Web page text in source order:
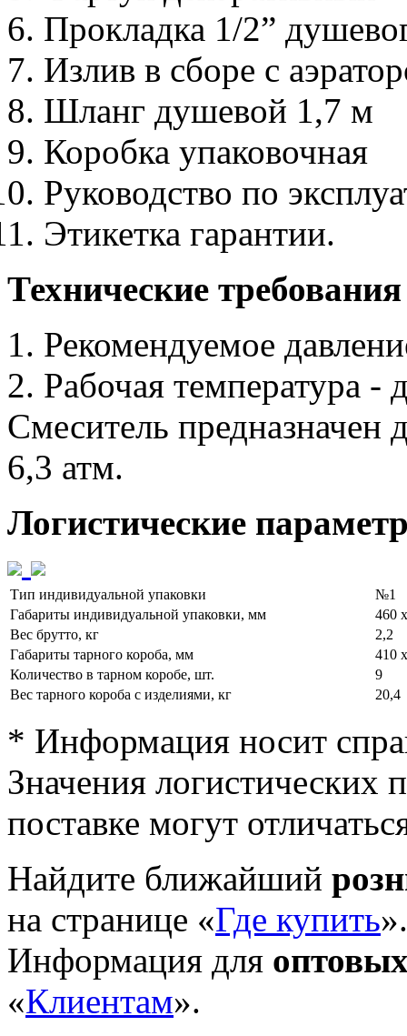
Прокладка 1/2”
Излив в сборе с
Шланг душевой 1,7 м
Коробка упаковочная
Руководство по
Этикетка гарантии.
Технические требования
1. Рекомендуемое
2. Рабочая температура -
Смеситель предназначен
6,3 атм.
Логистические
Тип индивидуальной упаковки
№1
Габариты индивидуальной упаковки, мм
460
Вес брутто, кг
2,2
Габариты тарного короба, мм
410
Количество в тарном коробе, шт.
9
Вес тарного короба с изделиями, кг
20,4
* Информация носит
Значения логистических
поставке могут
Найдите ближайший
на странице «Где купить».
Информация для
«Клиентам».